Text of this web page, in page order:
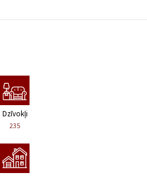
Dzīvokļi
235